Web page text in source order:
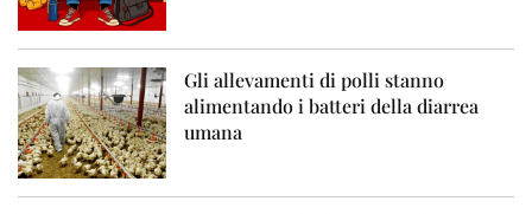
Gli allevamenti di polli stanno
alimentando i batteri della diarrea
umana